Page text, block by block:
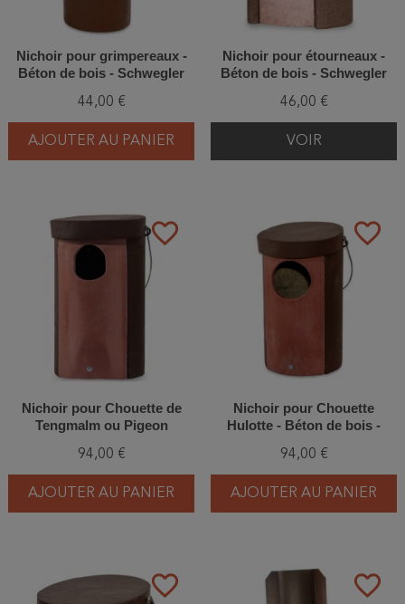
Nichoir pour grimpereaux -
Béton de bois - Schwegler
44,00 €
AJOUTER AU PANIER
Nichoir pour étourneaux -
Béton de bois - Schwegler
46,00 €
VOIR
favorite_border
Nichoir pour Chouette de
Tengmalm ou Pigeon
Schwegler (N° 4 - 171/9)
94,00 €
AJOUTER AU PANIER
favorite_border
Nichoir pour Chouette
Hulotte - Béton de bois -
94,00 €
AJOUTER AU PANIER
favorite_border favorite_border